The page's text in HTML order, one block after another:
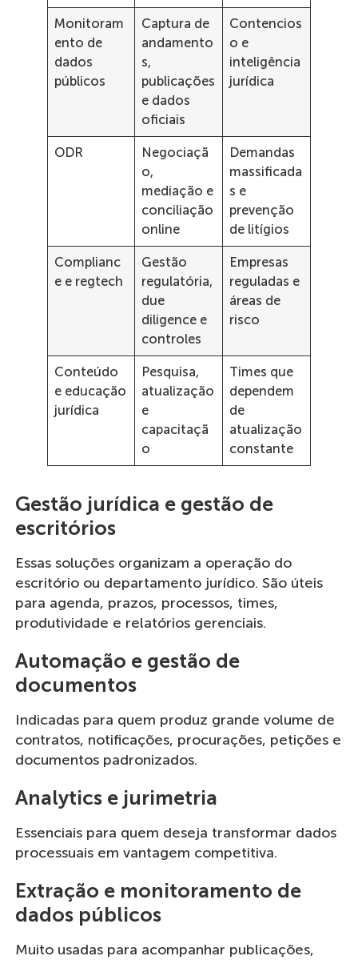
Monitoram
ento de
dados
públicos
Captura de
andamento
s,
publicações
e dados
oficiais
Contencios
o e
inteligência
jurídica
ODR
Negociaçã
o,
mediação e
conciliação
online
Demandas
massificada
s e
prevenção
de litígios
Complianc
e e regtech
Gestão
regulatória,
due
diligence e
controles
Empresas
reguladas e
áreas de
risco
Conteúdo
e educação
jurídica
Pesquisa,
atualização
e
capacitaçã
o
Times que
dependem
de
atualização
constante
Gestão jurídica e gestão de
escritórios
Essas soluções organizam a operação do
escritório ou departamento jurídico. São úteis
para agenda, prazos, processos, times,
produtividade e relatórios gerenciais.
Automação e gestão de
documentos
Indicadas para quem produz grande volume de
contratos, notificações, procurações, petições e
documentos padronizados.
Analytics e jurimetria
Essenciais para quem deseja transformar dados
processuais em vantagem competitiva.
Extração e monitoramento de
dados públicos
Muito usadas para acompanhar publicações,